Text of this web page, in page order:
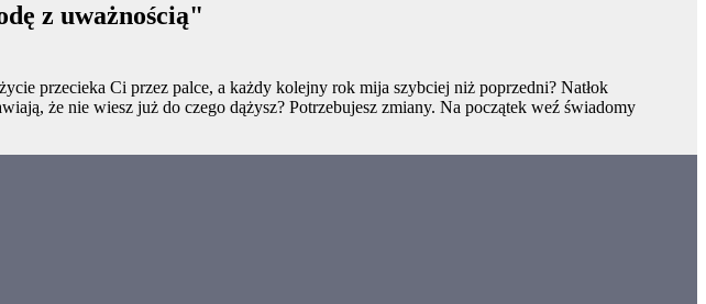
z uważnością"
przecieka Ci przez palce, a każdy kolejny rok mija szybciej niż poprzedni? Natłok
że nie wiesz już do czego dążysz? Potrzebujesz zmiany. Na początek weź świadomy